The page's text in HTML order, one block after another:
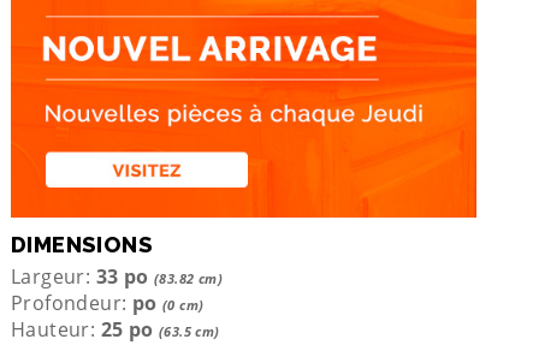
DIMENSIONS
Largeur: 33 po (83.82 cm)
Profondeur: po (0 cm)
Hauteur: 25 po (63.5 cm)